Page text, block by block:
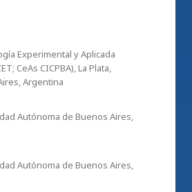
Experimental y Aplicada
CeAs CICPBA), La Plata,
Argentina
Autónoma de Buenos Aires,
Autónoma de Buenos Aires,